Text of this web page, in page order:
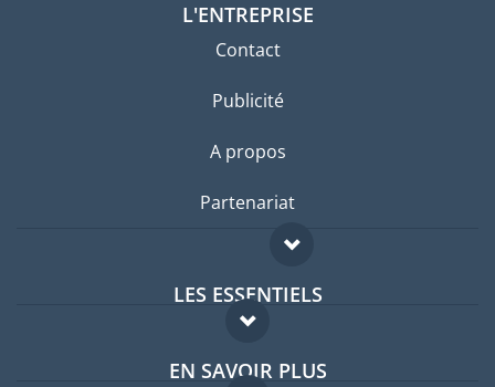
L'ENTREPRISE
Contact
Publicité
A propos
Partenariat
LES ESSENTIELS
Forum expatriés
Guides pays
EN SAVOIR PLUS